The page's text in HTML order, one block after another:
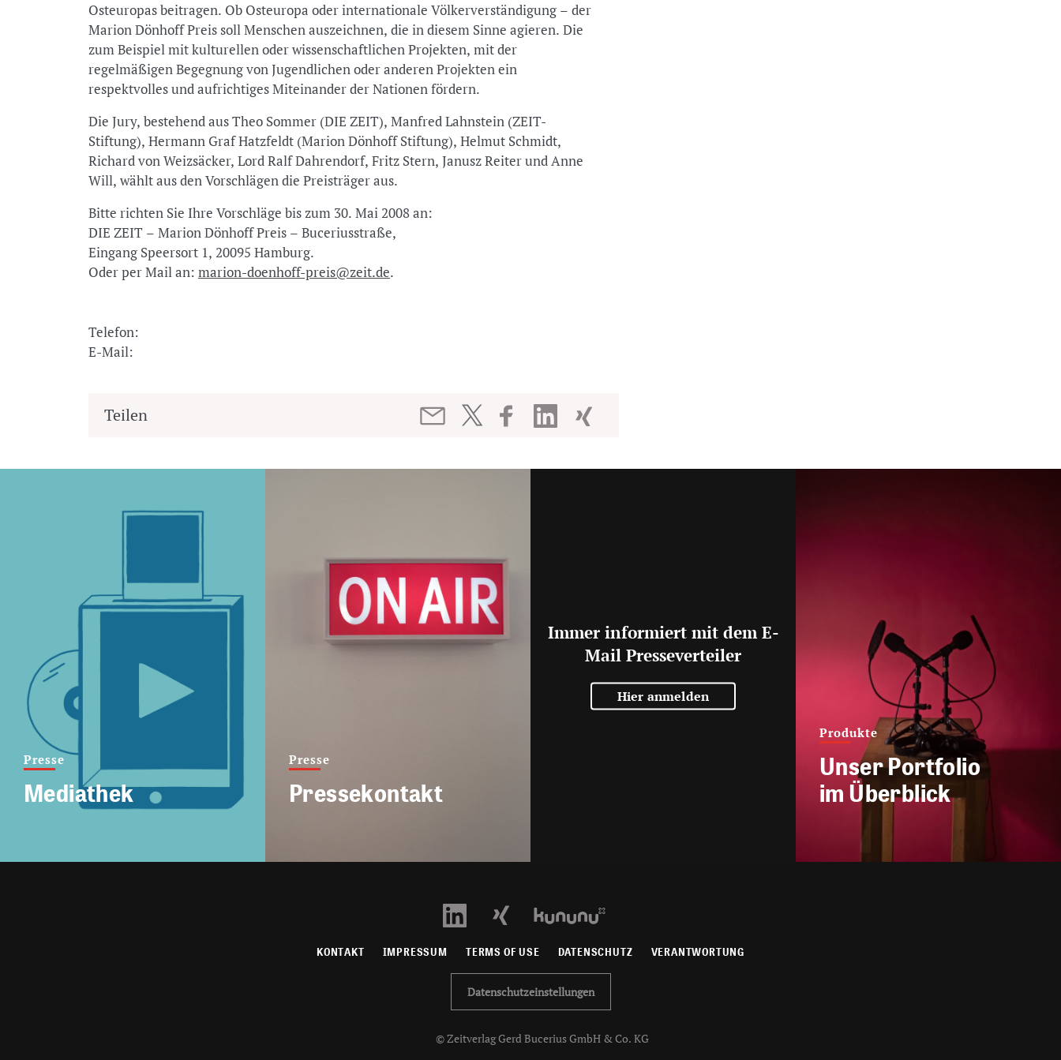
Osteuropas beitragen. Ob Osteuropa oder internationale Völkerverständigung – der
Marion Dönhoff Preis soll Menschen auszeichnen, die in diesem Sinne agieren. Die
zum Beispiel mit kulturellen oder wissenschaftlichen Projekten, mit der
regelmäßigen Begegnung von Jugendlichen oder anderen Projekten ein
respektvolles und aufrichtiges Miteinander der Nationen fördern.
Die Jury, bestehend aus Theo Sommer (DIE ZEIT), Manfred Lahnstein (ZEIT-
Stiftung), Hermann Graf Hatzfeldt (Marion Dönhoff Stiftung), Helmut Schmidt,
Richard von Weizsäcker, Lord Ralf Dahrendorf, Fritz Stern, Janusz Reiter und Anne
Will, wählt aus den Vorschlägen die Preisträger aus.
Bitte richten Sie Ihre Vorschläge bis zum 30. Mai 2008 an:
DIE ZEIT – Marion Dönhoff Preis – Buceriusstraße,
Eingang Speersort 1, 20095 Hamburg.
Oder per Mail an: marion-doenhoff-preis@zeit.de.
Telefon:
E-Mail:
Teilen
Presse
Mediathek
Presse
Pressekontakt
Immer informiert mit dem E-
Mail Presseverteiler
Hier anmelden
Produkte
Unser Portfolio
im Überblick
KONTAKT IMPRESSUM TERMS OF USE DATENSCHUTZ VERANTWORTUNG
Datenschutzeinstellungen
© Zeitverlag Gerd Bucerius GmbH & Co. KG